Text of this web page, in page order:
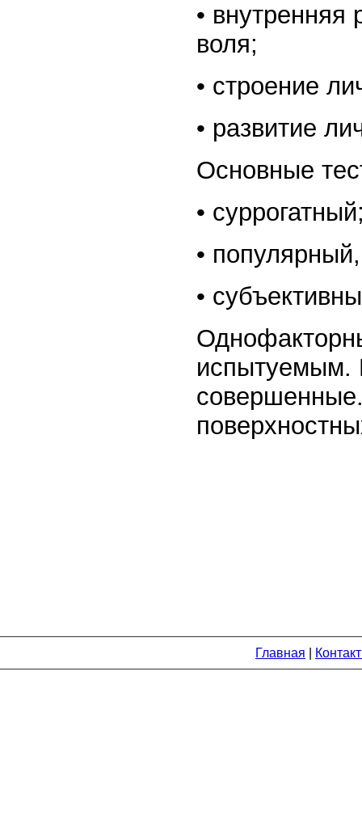
• внутренняя
воля;
• строение
• развитие
Основные
•
•
•
испытуемым.
Главная